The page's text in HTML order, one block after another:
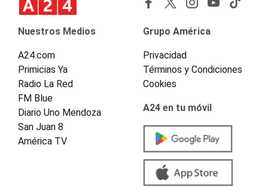
Nuestros Medios
A24.com
Primicias Ya
Radio La Red
FM Blue
Diario Uno Mendoza
San Juan 8
América TV
Grupo América
Privacidad
Términos y Condiciones
Cookies
A24 en tu móvil